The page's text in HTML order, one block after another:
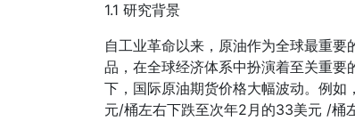
1.1 研究背景
自工业革命以来，原油作为全球最重
品，在全球经济体系中扮演着至关重
下，国际原油期货价格大幅波动。例
元/桶左右下跌至次年2月的33美元 /桶